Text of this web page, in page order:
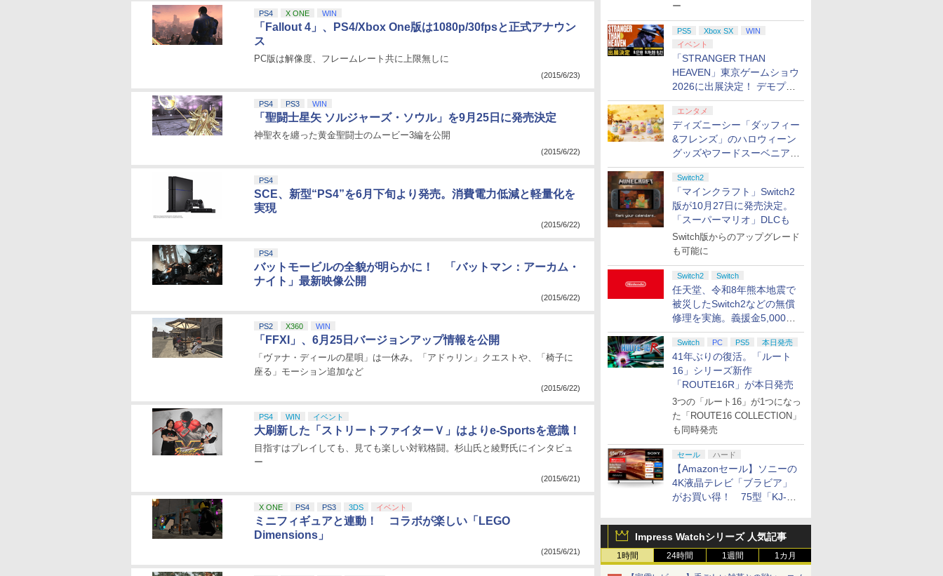
ー
PS5 Xbox SX
WIN
イベント
「STRANGER THAN
HEAVEN」東京ゲームショウ
2026に出展決定！ デモプレ
イや体験型展示も
エンタメ
ディズニーシー「ダッフィー
&フレンズ」のハロウィーン
グッズやフードスーベニアが
8月25日より発売
Switch2
「マインクラフト」Switch2
版が10月27日に発売決定。
「スーパーマリオ」DLCも
Switch版からのアップグレード
も可能に
Switch2 Switch
任天堂、令和8年熊本地震で
被災したSwitch2などの無償
修理を実施。義援金5,000万
円の寄付も発表
Switch PC PS5 本日発売
41年ぶりの復活。「ルート
16」シリーズ新作
「ROUTE16R」が本日発売
3つの「ルート16」が1つになっ
た「ROUTE16 COLLECTION」
も同時発売
セール ハード
【Amazonセール】ソニーの
4K液晶テレビ「ブラビア」
がお買い得！ 75型「KJ-
プ
Impress Watchシリーズ 人気記事
1時間 24時間 1週間 1カ月
PS4 X ONE WIN
「Fallout 4」、PS4/Xbox One版は1080p/30fpsと正式アナウン
ス
PC版は解像度、フレームレート共に上限無しに
(2015/6/23)
PS4 PS3 WIN
「聖闘士星矢 ソルジャーズ・ソウル」を9月25日に発売決定
神聖衣を纏った黄金聖闘士のムービー3編を公開
(2015/6/22)
PS4
SCE、新型“PS4”を6月下旬より発売。消費電力低減と軽量化を
実現
(2015/6/22)
PS4
バットモービルの全貌が明らかに！ 「バットマン：アーカム・
ナイト」最新映像公開
(2015/6/22)
PS2 X360 WIN
「FFXI」、6月25日バージョンアップ情報を公開
「ヴァナ・ディールの星唄」は一休み。「アドゥリン」クエストや、「椅子に
座る」モーション追加など
(2015/6/22)
PS4 WIN イベント
大刷新した「ストリートファイターＶ」はよりe-Sportsを意識！
目指すはプレイしても、見ても楽しい対戦格闘。杉山氏と綾野氏にインタビュ
ー
(2015/6/21)
X ONE PS4 PS3 3DS イベント
ミニフィギュアと連動！ コラボが楽しい「LEGO
Dimensions」
(2015/6/21)